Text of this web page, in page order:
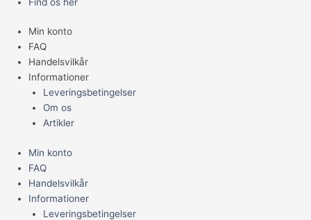
Min konto
FAQ
Handelsvilkår
Informationer
Leveringsbetingelser
Om os
Artikler
Min konto
FAQ
Handelsvilkår
Informationer
Leveringsbetingelser